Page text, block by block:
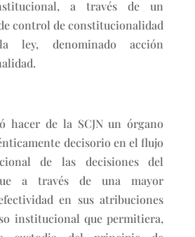
a través de un
control de constitucionalidad
ley, denominado acción
hacer de la SCJN un órgano
decisorio en el flujo
de las decisiones del
a través de una mayor
en sus atribuciones
institucional que permitiera,